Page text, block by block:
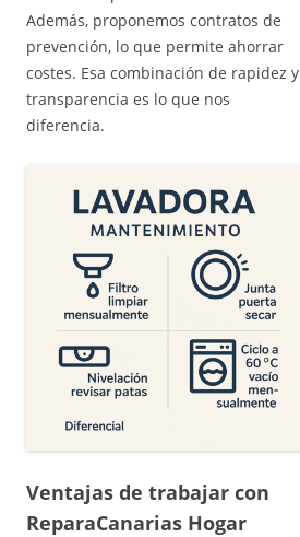
Además, proponemos contratos de
prevención, lo que permite ahorrar
costes. Esa combinación de rapidez y
transparencia es lo que nos
diferencia.
Ventajas de trabajar con
ReparaCanarias Hogar